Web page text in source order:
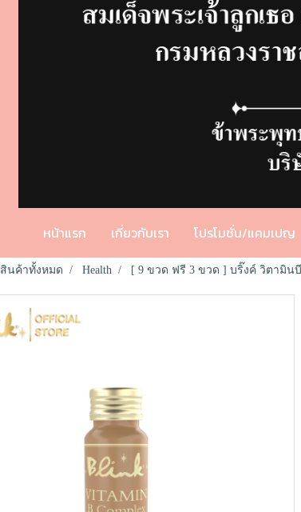
หน้าแรก เกี่ยวกับเรา โปรโมชั่น/แคมเปญ
สินค้าทั้งหมด Health [ 9 ขวด ฟรี 3 ขวด ] บริ๊งค์ วิตามิ